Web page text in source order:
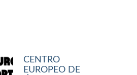
CENTRO
EUROPEO DE